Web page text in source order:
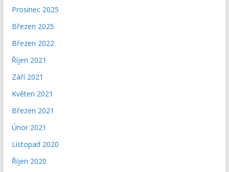
Prosinec 2025
Březen 2025
Březen 2022
Říjen 2021
Září 2021
Květen 2021
Březen 2021
Únor 2021
Listopad 2020
Říjen 2020